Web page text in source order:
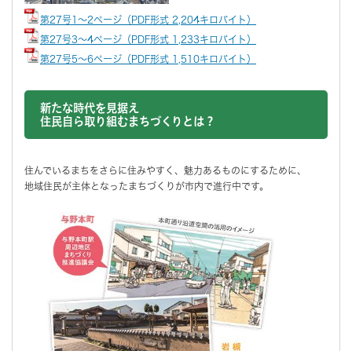
第27号1～2ページ（PDF形式 2,204キロバイト）
第27号3～4ページ（PDF形式 1,233キロバイト）
第27号5～6ページ（PDF形式 1,510キロバイト）
新たな時代を見据え
住民自ら取り組むまちづくりとは？
住んでいるまちをさらに住みやすく、魅力あるものにするために、
地域住民が主体となったまちづくりが市内で進行中です。